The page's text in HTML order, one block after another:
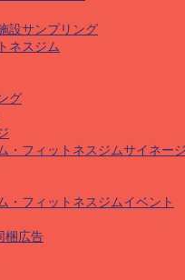
設サンプリング
ネスジム
グ
・フィットネスジムサイネー
・フィットネスジムイベント
梱広告